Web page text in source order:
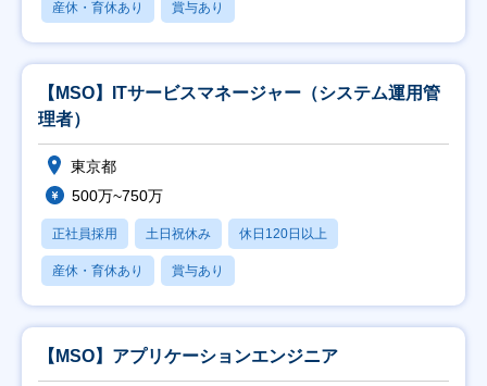
産休・育休あり 賞与あり
【MSO】ITサービスマネージャー（システム運用管
理者）
東京都
500万~750万
正社員採用 土日祝休み 休日120日以上
産休・育休あり 賞与あり
【MSO】アプリケーションエンジニア